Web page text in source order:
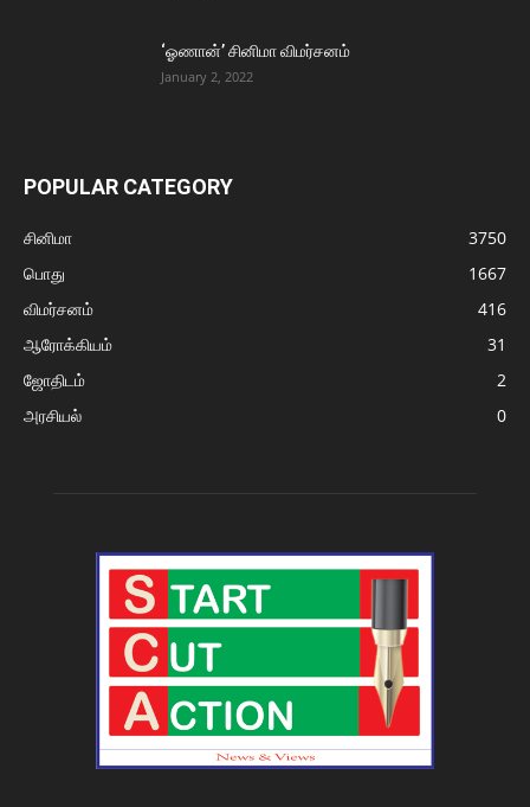
‘ஓணான்’ சினிமா விமர்சனம்
January 2, 2022
POPULAR CATEGORY
சினிமா
3750
பொது
1667
விமர்சனம்
416
ஆரோக்கியம்
31
ஜோதிடம்
2
அரசியல்
0